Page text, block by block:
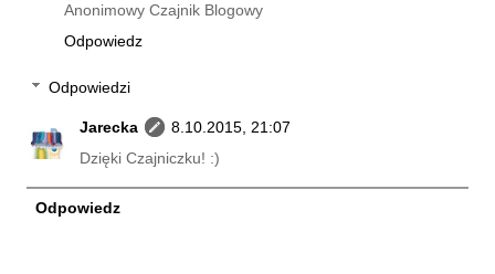
Anonimowy Czajnik Blogowy
Odpowiedz
Odpowiedzi
Jarecka
8.10.2015, 21:07
Dzięki Czajniczku! :)
Odpowiedz